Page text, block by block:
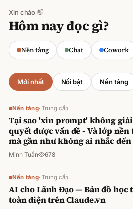
Xin chào 👋
Hôm nay đọc gì?
Nền tảng Chat Cowork
CODE
Claude cho Sales: Dự
chính xác
Minh Tuấn ·800 lượt xem
Mới nhất Nổi bật Nền tảng
Nền tảng· Trung cấp
Tại sao 'xin prompt' không giải
quyết được vấn đề - Và lớp nền
mà gần như không ai nhắc đến
Minh Tuấn 678
Nền tảng· Trung cấp
AI cho Lãnh Đạo — Bản đồ học
toàn diện trên Claude.vn